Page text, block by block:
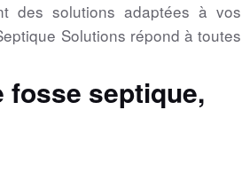
des solutions adaptées à vos
Solutions répond à toutes
fosse septique,